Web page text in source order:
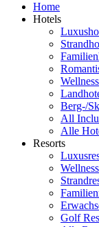
Home
Hotels
Berg-/
All
Alle
Resorts
Golf